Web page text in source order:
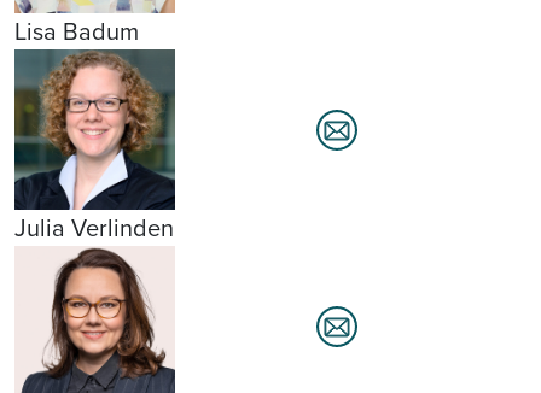
Lisa Badum
Julia Verlinden